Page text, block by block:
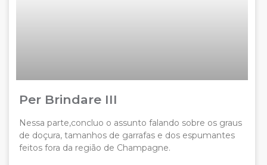
Per Brindare III
Nessa parte,concluo o assunto falando sobre os graus
de doçura, tamanhos de garrafas e dos espumantes
feitos fora da região de Champagne.